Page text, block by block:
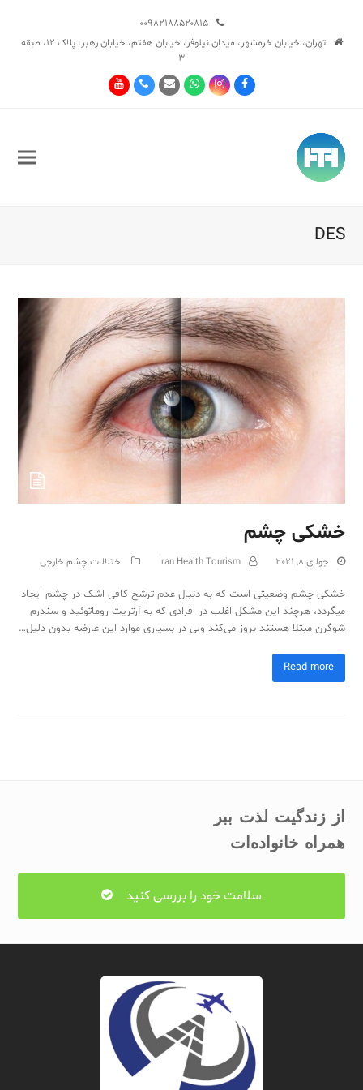
تهران، خیابان خرمشهر، میدان نیلوفر، خیابان هفتم، خیابان رهبر، پلاک ۱۲، طبقه
۳
Facebook
Instagram
Whatsapp
Email
Phone
Youtube
DES
خشکی چشم
جولای 8, 2021 Iran Health Tourism اختلالات چشم خارجی
خشکی چشم وضعیتی است که به دنبال عدم ترشح کافی اشک در چشم ایجاد
می­گردد، هرچند این مشکل اغلب در افرادی که به آرتریت روماتوئید و سندرم
شوگرن مبتلا هستند بروز می‌کند ولی در بسیاری موارد این عارضه بدون دلیل…
Read more
از زندگیت لذت ببر
همراه خانواده‌ات
سلامت خود را بررسی کنید